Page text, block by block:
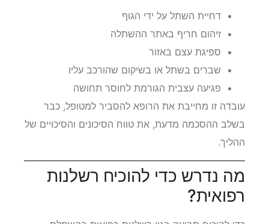
דחיית השתל על ידי הגוף
זיהום חריף באתר ההשתלה
ספיגת עצם באזור
שברים בשתל או בשיקום שהורכב עליו
פגיעה עצבית הגורמת לחוסר תחושה
עובדה זו מחייבת את הרופא להסביר למטופל, כבר
בשלב ההסכמה מדעת, את טווח הסיכונים והסיכויים של
ההליך.
מה נדרש כדי להוכיח רשלנות
רפואית?